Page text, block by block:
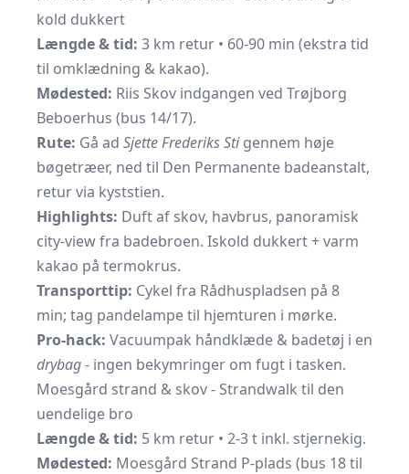
kold dukkert
Længde & tid: 3 km retur • 60-90 min (ekstra tid
til omklædning & kakao).
Mødested: Riis Skov indgangen ved Trøjborg
Beboerhus (bus 14/17).
Rute: Gå ad Sjette Frederiks Stigennem høje
bøgetræer, ned til Den Permanente badeanstalt,
retur via kyststien.
Highlights: Duft af skov, havbrus, panoramisk
city-view fra badebroen. Iskold dukkert + varm
kakao på termokrus.
Transporttip: Cykel fra Rådhuspladsen på 8
min; tag pandelampe til hjemturen i mørke.
Pro-hack: Vacuumpak håndklæde & badetøj i en
drybag- ingen bekymringer om fugt i tasken.
Moesgård strand & skov - Strandwalk til den
uendelige bro
Længde & tid: 5 km retur • 2-3 t inkl. stjernekig.
Mødested: Moesgård Strand P-plads (bus 18 til